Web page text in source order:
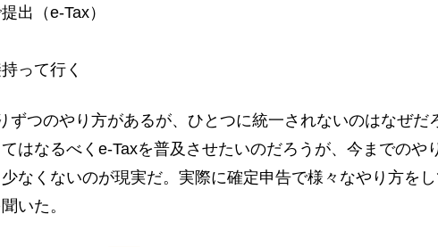
出（e-Tax）
って行く
つのやり方があるが、ひとつに統一されないのはなぜだ
はなるべくe-Taxを普及させたいのだろうが、今までのや
なくないのが現実だ。実際に確定申告で様々なやり方を
いた。